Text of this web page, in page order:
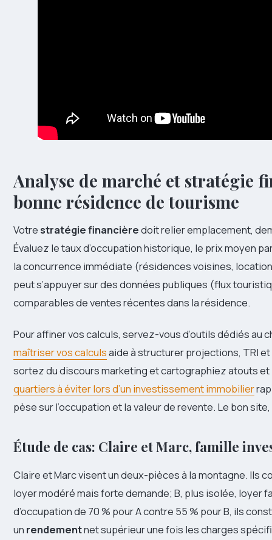
Analyse de marché et stratégie
bonne résidence de tourisme
Votrestratégie financièredoit relier emplacement,
Évaluez le taux d’occupation historique, le prix moyen
la concurrence immédiate (résidences voisines,
peut s’appuyer sur des données publiques (flux
comparables de ventes récentes dans la résidence.
Pour affiner vos calculs, servez-vous d’outils dédiés au
maîtriser vos calculsaide à structurer projections, TRI
sortez du discours marketing et cartographiez atouts
quartiers à éviter lors d’un investissement immobilier
pèse sur l’occupation et la valeur de revente. Le bon
Étude de cas: Claire et Marc, famille
Claire et Marc visent un deux-pièces à la montagne. Ils
loyer modéré mais forte demande; B, plus isolée, loyer
d’occupation de 70 % pour A contre 55 % pour B, ils
un rendementnet supérieur une fois les charges